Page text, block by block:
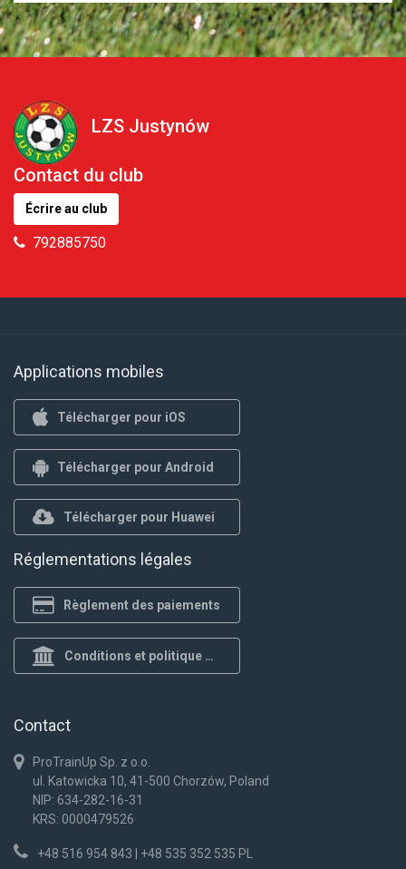
LZS Justynów
Contact du club
Écrire au club
792885750
Applications mobiles
Télécharger pour iOS
Télécharger pour Android
Télécharger pour Huawei
Réglementations légales
Règlement des paiements
Conditions et politique de confidentialité
Contact
ProTrainUp Sp. z o.o.
ul. Katowicka 10, 41-500 Chorzów, Poland
NIP: 634-282-16-31
KRS: 0000479526
+48 516 954 843 | +48 535 352 535 PL